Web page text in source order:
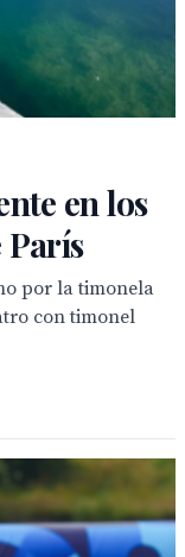
en los
París
por la timonela
con timonel